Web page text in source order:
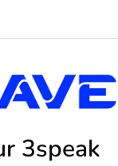
3speak